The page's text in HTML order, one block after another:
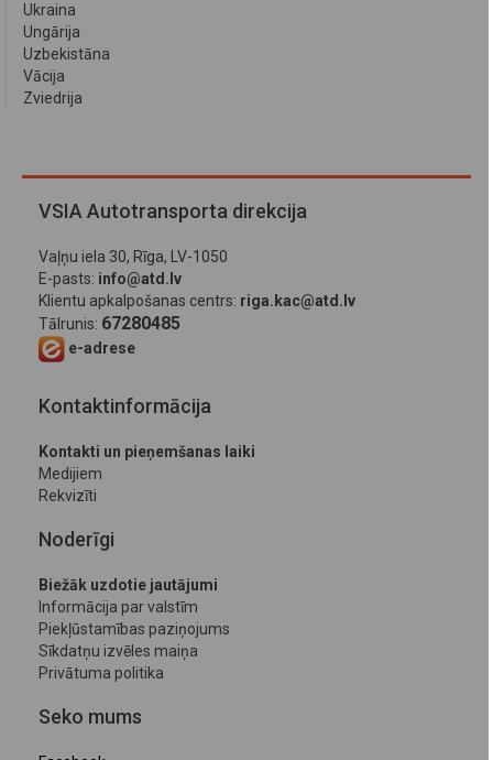
Ukraina
Ungārija
Uzbekistāna
Vācija
Zviedrija
VSIA Autotransporta direkcija
Vaļņu iela 30, Rīga, LV-1050
E-pasts: info@atd.lv
Klientu apkalpošanas centrs: riga.kac@atd.lv
Tālrunis: 67280485
e-adrese
Kontaktinformācija
Kontakti un pieņemšanas laiki
Medijiem
Rekvizīti
Noderīgi
Biežāk uzdotie jautājumi
Informācija par valstīm
Piekļūstamības paziņojums
Sīkdatņu izvēles maiņa
Privātuma politika
Seko mums